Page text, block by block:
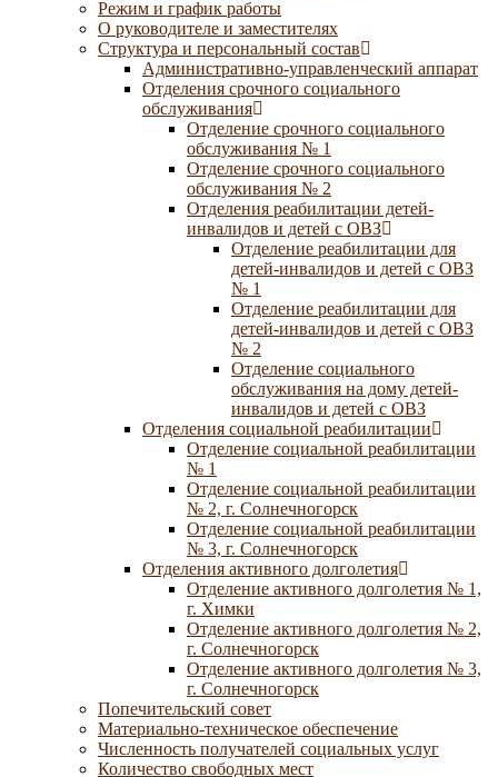
Режим и график работы
О руководителе и заместителях
Структура и персональный состав
Административно-управленческий аппарат
Отделения срочного социального
обслуживания
Отделение срочного социального
обслуживания № 1
Отделение срочного социального
обслуживания № 2
Отделения реабилитации детей-
инвалидов и детей с ОВЗ
Отделение реабилитации для
детей-инвалидов и детей с ОВЗ
№ 1
Отделение реабилитации для
детей-инвалидов и детей с ОВЗ
№ 2
Отделение социального
обслуживания на дому детей-
инвалидов и детей с ОВЗ
Отделения социальной реабилитации
Отделение социальной реабилитации
№ 1
Отделение социальной реабилитации
№ 2, г. Солнечногорск
Отделение социальной реабилитации
№ 3, г. Солнечногорск
Отделения активного долголетия
Отделение активного долголетия № 1,
г. Химки
Отделение активного долголетия № 2,
г. Солнечногорск
Отделение активного долголетия № 3,
г. Солнечногорск
Попечительский совет
Материально-техническое обеспечение
Численность получателей социальных услуг
Количество свободных мест